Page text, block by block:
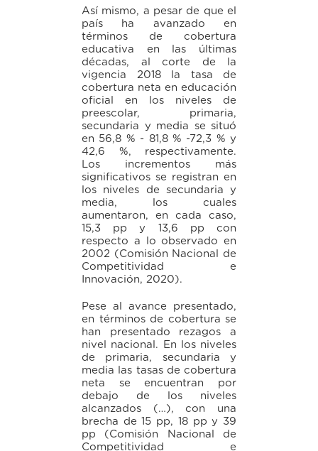
Así mismo, a pesar de que el
país ha avanzado en
términos de cobertura
educativa en las últimas
décadas, al corte de la
vigencia 2018 la tasa de
cobertura neta en educación
oficial en los niveles de
preescolar, primaria,
secundaria y media se situó
en 56,8 % - 81,8 % -72,3 % y
42,6 %, respectivamente.
Los incrementos más
significativos se registran en
los niveles de secundaria y
media, los cuales
aumentaron, en cada caso,
15,3 pp y 13,6 pp con
respecto a lo observado en
2002 (Comisión Nacional de
Competitividad e
Innovación, 2020).
Pese al avance presentado,
en términos de cobertura se
han presentado rezagos a
nivel nacional. En los niveles
de primaria, secundaria y
media las tasas de cobertura
neta se encuentran por
debajo de los niveles
alcanzados (…), con una
brecha de 15 pp, 18 pp y 39
pp (Comisión Nacional de
Competitividad e